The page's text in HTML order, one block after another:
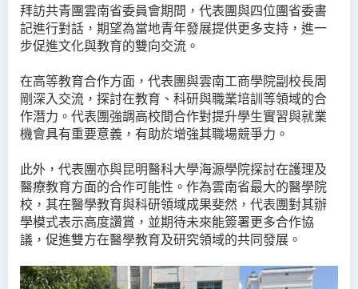
拜訪共青團雲南省委員會期間，代表團與四位團省委書
記進行對話，期望為當地青年發展提供更多支持，進一
步促進文化與教育的雙向交流。
在高等教育合作方面，代表團與雲南工商學院副校長周
剛深入交流，探討在教育、科研與職業培訓等領域的合
作潛力。代表團強調高校間合作對提升學生實習與就業
機會具有重要意義，有助於增強其職場競爭力。
此外，代表團亦與昆明醫科大學海源學院探討在護理及
醫療教育方面的合作可能性。作為雲南省最大的醫學院
校，其在醫學教育與科研領域成果斐然，代表團對其辦
學模式表示高度讚賞，並期待未來能簽署更多合作協
議，促進雙方在醫學教育及研究領域的共同發展。